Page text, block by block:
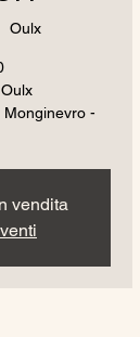
Oulx
-
vendita